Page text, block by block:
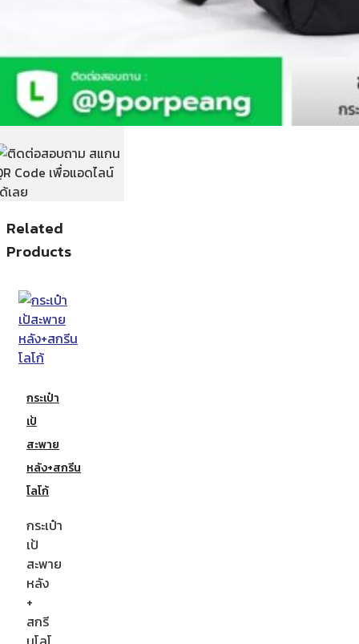
Related
Products
กระเป๋า
เป้
สะพาย
หลัง+สกรีน
โลโก้
กระเป๋า
เป้
สะพาย
หลัง
+
สกรี